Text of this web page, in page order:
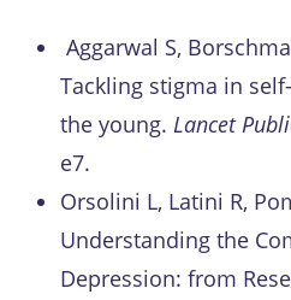
Aggarwal S,
Tackling stigma in
the young. Lancet
e7.
Orsolini L, Latini R,
Understanding the
Depression: from